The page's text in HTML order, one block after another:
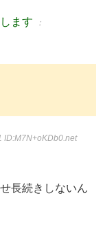
ます ：
ID:M7N+oKDb0.net
長続きしないん